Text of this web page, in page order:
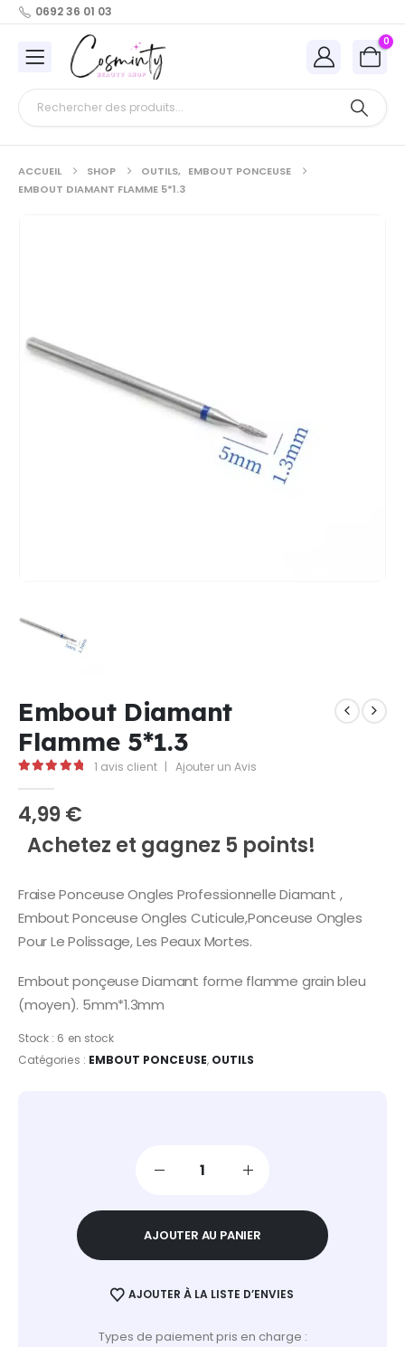
0692 36 01 03
0
ACCUEIL SHOP OUTILS, EMBOUT PONCEUSE
EMBOUT DIAMANT FLAMME 5*1.3
Embout Diamant
Flamme 5*1.3
1 avis client | Ajouter un Avis
4,99€
Achetez et gagnez 5 points!
Fraise Ponceuse Ongles Professionnelle Diamant ,
Embout Ponceuse Ongles Cuticule,Ponceuse Ongles
Pour Le Polissage, Les Peaux Mortes.
Embout ponçeuse Diamant forme flamme grain bleu
(moyen). 5mm*1.3mm
Stock : 6 en stock
Catégories : EMBOUT PONCEUSE, OUTILS
AJOUTER AU PANIER
AJOUTER À LA LISTE D’ENVIES
Types de paiement pris en charge :